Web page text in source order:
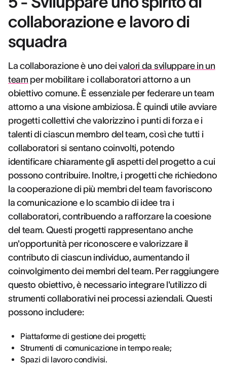
collaborazione e lavoro di
squadra
La collaborazione è uno deivalori da sviluppare in un
team per mobilitare i collaboratori attorno a un
obiettivo comune. È essenziale per federare un team
attorno a una visione ambiziosa. È quindi utile avviare
progetti collettivi che valorizzino i punti di forza e i
talenti di ciascun membro del team, così che tutti i
collaboratori si sentano coinvolti, potendo
identificare chiaramente gli aspetti del progetto a cui
possono contribuire. Inoltre, i progetti che richiedono
la cooperazione di più membri del team favoriscono
la comunicazione e lo scambio di idee tra i
collaboratori, contribuendo a rafforzare la coesione
del team. Questi progetti rappresentano anche
un'opportunità per riconoscere e valorizzare il
contributo di ciascun individuo, aumentando il
coinvolgimento dei membri del team. Per raggiungere
questo obiettivo, è necessario integrare l'utilizzo di
strumenti collaborativi nei processi aziendali. Questi
possono includere:
Piattaforme di gestione dei progetti;
Strumenti di comunicazione in tempo reale;
Spazi di lavoro condivisi.